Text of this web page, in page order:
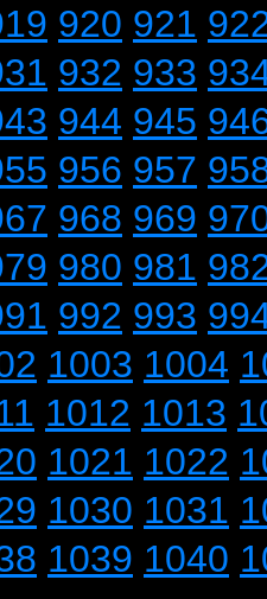
920 921
932 933
944 945
956 957
968 969
980 981
992 993
1003 1004
1012 1013
1021 1022
1030 1031
1039 1040